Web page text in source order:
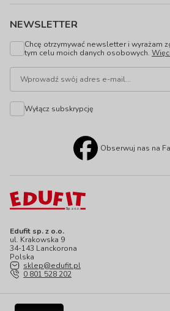
Edufit sp. z o.o.
ul. Krakowska 9
34-143 Lanckorona
Polska
sklep@edufit.pl
0 801 528 202
NEWSLETTER
Chcę otrzymywać newsletter i wyrażam
tym celu moich danych osobowych.
Wyłącz subskrypcję
Obserwuj nas na